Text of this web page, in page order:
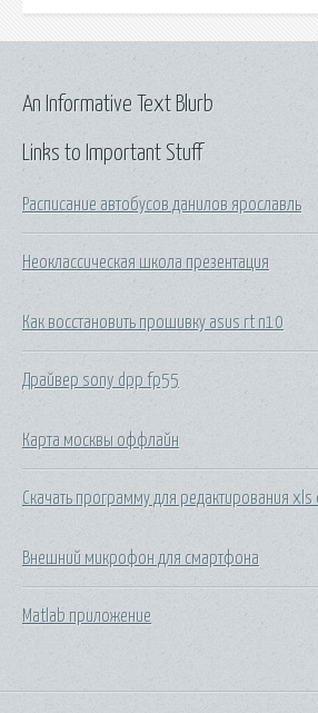
Links to Important Stuff
Расписание автобусов данилов ярославль
Неоклассическая школа презентация
Как восстановить прошивку asus rt n10
Драйвер sony dpp fp55
Карта москвы оффлайн
Скачать программу для редактирования
Внешний микрофон для смартфона
Matlab приложение
An Informative Text Blurb